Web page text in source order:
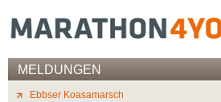
MELDUNGEN
Ebbser Koasamarsch